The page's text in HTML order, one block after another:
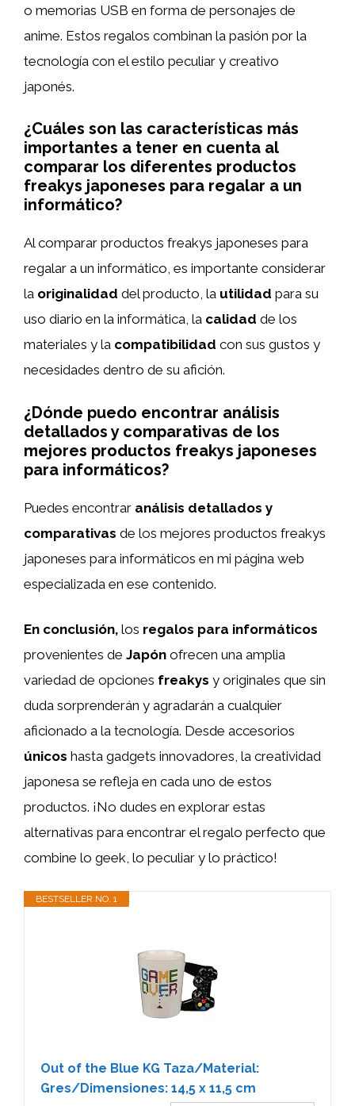
o memorias USB en forma de personajes de
anime. Estos regalos combinan la pasión por la
tecnología con el estilo peculiar y creativo
japonés.
¿Cuáles son las características más
importantes a tener en cuenta al
comparar los diferentes productos
freakys japoneses para regalar a un
informático?
Al comparar productos freakys japoneses para
regalar a un informático, es importante considerar
la originalidad del producto, la utilidad para su
uso diario en la informática, la calidad de los
materiales y la compatibilidad con sus gustos y
necesidades dentro de su afición.
¿Dónde puedo encontrar análisis
detallados y comparativas de los
mejores productos freakys japoneses
para informáticos?
Puedes encontrar análisis detallados y
comparativas de los mejores productos freakys
japoneses para informáticos en mi página web
especializada en ese contenido.
En conclusión, los regalos para informáticos
provenientes de Japón ofrecen una amplia
variedad de opciones freakys y originales que sin
duda sorprenderán y agradarán a cualquier
aficionado a la tecnología. Desde accesorios
únicos hasta gadgets innovadores, la creatividad
japonesa se refleja en cada uno de estos
productos. ¡No dudes en explorar estas
alternativas para encontrar el regalo perfecto que
combine lo geek, lo peculiar y lo práctico!
BESTSELLER NO. 1
Out of the Blue KG Taza/Material:
Gres/Dimensiones: 14,5 x 11,5 cm